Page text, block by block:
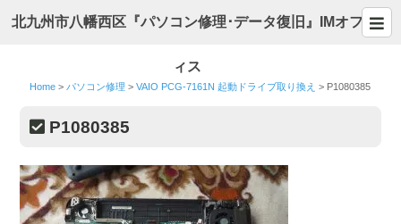
北九州市八幡西区『パソコン修理･データ復旧』IMオフ
ィス
Home > パソコン修理 >VAIO PCG-7161N 起動ドライブ取り換え > P1080385
P1080385